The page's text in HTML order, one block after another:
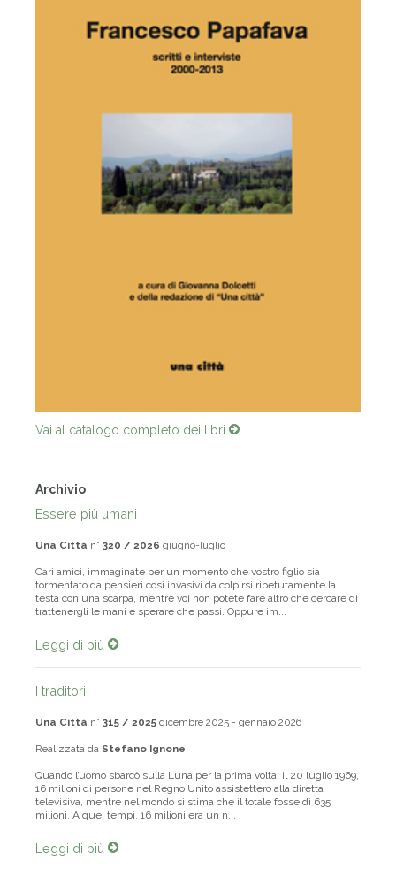
Vai al catalogo completo dei libri
Archivio
Essere più umani
Una Città n° 320 / 2026 giugno-luglio
Cari amici, immaginate per un momento che vostro figlio sia
tormentato da pensieri così invasivi da colpirsi ripetutamente la
testa con una scarpa, mentre voi non potete fare altro che cercare di
trattenergli le mani e sperare che passi. Oppure im...
Leggi di più
I traditori
Una Città n° 315 / 2025 dicembre 2025 - gennaio 2026
Realizzata da Stefano Ignone
Quando l’uomo sbarcò sulla Luna per la prima volta, il 20 luglio 1969,
16 milioni di persone nel Regno Unito assistettero alla diretta
televisiva, mentre nel mondo si stima che il totale fosse di 635
milioni. A quei tempi, 16 milioni era un n...
Leggi di più